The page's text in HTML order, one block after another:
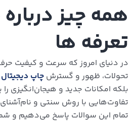
همه چیز
تعرفه ها
در دنیای امروز که سرعت و کیفیت
تحولات، ظهور و گسترش چاپ دیجیتال
بلکه امکانات جدید و هیجان‌انگیزی
تفاوت‌هایی با روش سنتی و نام‌آشنای
تمام این سوالات پاسخ می‌دهیم و شما